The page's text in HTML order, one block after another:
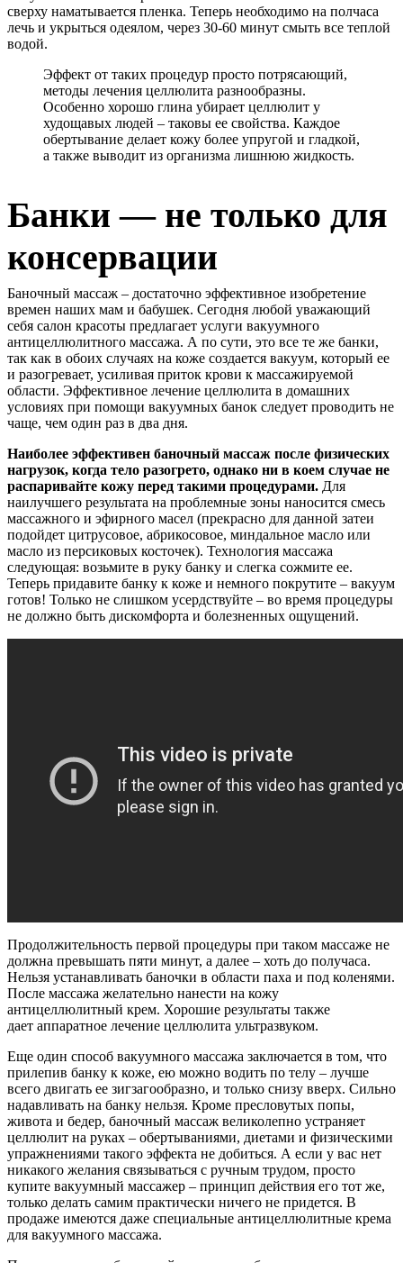
сверху наматывается пленка. Теперь необходимо на полчаса
лечь и укрыться одеялом, через 30-60 минут смыть все теплой
водой.
Эффект от таких процедур просто потрясающий,
методы лечения целлюлита разнообразны.
Особенно хорошо глина убирает целлюлит у
худощавых людей – таковы ее свойства. Каждое
обертывание делает кожу более упругой и гладкой,
а также выводит из организма лишнюю жидкость.
Банки — не только для
консервации
Баночный массаж – достаточно эффективное изобретение
времен наших мам и бабушек. Сегодня любой уважающий
себя салон красоты предлагает услуги вакуумного
антицеллюлитного массажа. А по сути, это все те же банки,
так как в обоих случаях на коже создается вакуум, который ее
и разогревает, усиливая приток крови к массажируемой
области. Эффективное лечение целлюлита в домашних
условиях при помощи вакуумных банок следует проводить не
чаще, чем один раз в два дня.
Наиболее эффективен баночный массаж после физических
нагрузок, когда тело разогрето, однако ни в коем случае не
распаривайте кожу перед такими процедурами. Для
наилучшего результата на проблемные зоны наносится смесь
массажного и эфирного масел (прекрасно для данной затеи
подойдет цитрусовое, абрикосовое, миндальное масло или
масло из персиковых косточек). Технология массажа
следующая: возьмите в руку банку и слегка сожмите ее.
Теперь придавите банку к коже и немного покрутите – вакуум
готов! Только не слишком усердствуйте – во время процедуры
не должно быть дискомфорта и болезненных ощущений.
Продолжительность первой процедуры при таком массаже не
должна превышать пяти минут, а далее – хоть до получаса.
Нельзя устанавливать баночки в области паха и под коленями.
После массажа желательно нанести на кожу
антицеллюлитный крем. Хорошие результаты также
дает аппаратное лечение целлюлита ультразвуком.
Еще один способ вакуумного массажа заключается в том, что
прилепив банку к коже, ею можно водить по телу – лучше
всего двигать ее зигзагообразно, и только снизу вверх. Сильно
надавливать на банку нельзя. Кроме пресловутых попы,
живота и бедер, баночный массаж великолепно устраняет
целлюлит на руках – обертываниями, диетами и физическими
упражнениями такого эффекта не добиться. А если у вас нет
никакого желания связываться с ручным трудом, просто
купите вакуумный массажер – принцип действия его тот же,
только делать самим практически ничего не придется. В
продаже имеются даже специальные антицеллюлитные крема
для вакуумного массажа.